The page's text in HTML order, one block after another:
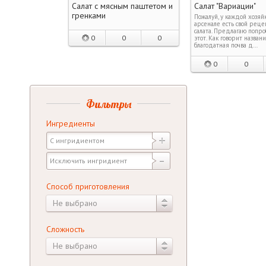
Салат с мясным паштетом и
гренками
0 0 0
Салат "Вариации"
Пожалуй, у каждой
арсенале есть свой
салата. Предлагаю
этот. Как говорит
благодатная почва д…
0 0
Фильтры
Ингредиенты
Способ приготовления
Не выбрано
Сложность
Не выбрано